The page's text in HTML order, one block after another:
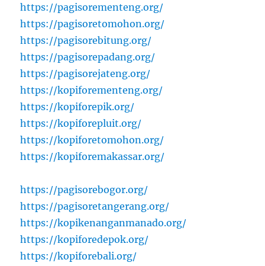
https://pagisorementeng.org/
https://pagisoretomohon.org/
https://pagisorebitung.org/
https://pagisorepadang.org/
https://pagisorejateng.org/
https://kopiforementeng.org/
https://kopiforepik.org/
https://kopiforepluit.org/
https://kopiforetomohon.org/
https://kopiforemakassar.org/
https://pagisorebogor.org/
https://pagisoretangerang.org/
https://kopikenanganmanado.org/
https://kopiforedepok.org/
https://kopiforebali.org/